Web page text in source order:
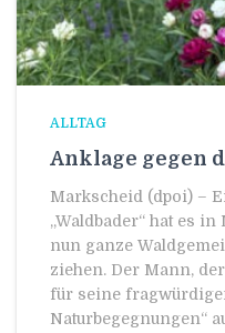
ALLTAG
Anklage gegen
Markscheid (dpoi) –
„Waldbader“ hat es
nun ganze
ziehen. Der Mann,
für seine
Naturbegegnungen“